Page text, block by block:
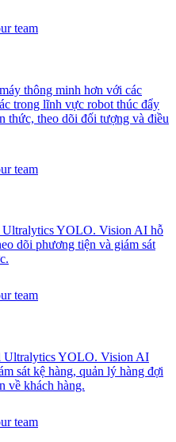
thông minh hơn với các
trong lĩnh vực robot thúc đẩy
thức, theo dõi đối tượng và điều
Ultralytics YOLO. Vision AI hỗ
dõi phương tiện và giám sát
Ultralytics YOLO. Vision AI
sát kệ hàng, quản lý hàng đợi
về khách hàng.